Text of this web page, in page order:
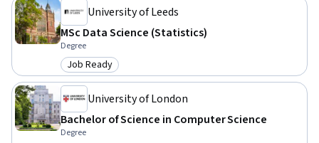
University of Leeds
MSc Data Science (Statistics)
Degree
Category: Job Ready
Job Ready
University of London
Bachelor of Science in Computer Science
Degree